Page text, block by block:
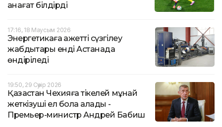
қанағат білдірді
17:16, 18 Маусым 2026
Энергетикаға қажетті сүзгілеу
жабдықтары енді Астанада
өндіріледі
19:50, 29 Сәуір 2026
Қазақстан Чехияға тікелей мұнай
жеткізуші ел бола алады -
Премьер-министр Андрей Бабиш